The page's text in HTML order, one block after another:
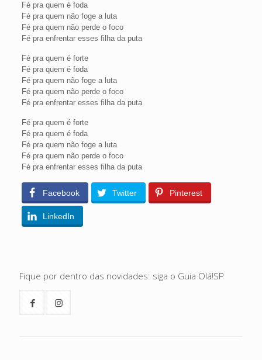
Fé pra quem é foda
Fé pra quem não foge a luta
Fé pra quem não perde o foco
Fé pra enfrentar esses filha da puta
Fé pra quem é forte
Fé pra quem é foda
Fé pra quem não foge a luta
Fé pra quem não perde o foco
Fé pra enfrentar esses filha da puta
Fé pra quem é forte
Fé pra quem é foda
Fé pra quem não foge a luta
Fé pra quem não perde o foco
Fé pra enfrentar esses filha da puta
Facebook Twitter Pinterest
LinkedIn
Fique por dentro das novidades: siga o Guia Olá!SP